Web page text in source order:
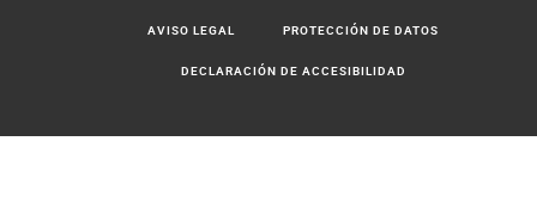
AVISO LEGAL PROTECCIÓN DE DATOS
DECLARACIÓN DE ACCESIBILIDAD